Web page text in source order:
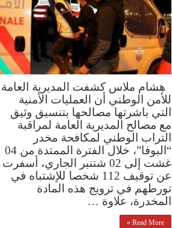
هشام ملاس كشفت المديرية العامة
للأمن الوطني أن العمليات الأمنية
التي باشرتها مصالحها بتنسيق وثيق
مع مصالح المديرية العامة لمراقبة
التراب الوطني لمكافحة مخدر
“البوفا”، خلال الفترة الممتدة من 04
غشت إلى 02 شتنبر الجاري، أسفرت
عن توقيف 112 شخصا للإشتباه في
تورطهم في ترويج هذه المادة
المخدرة، علاوة …
Read More »